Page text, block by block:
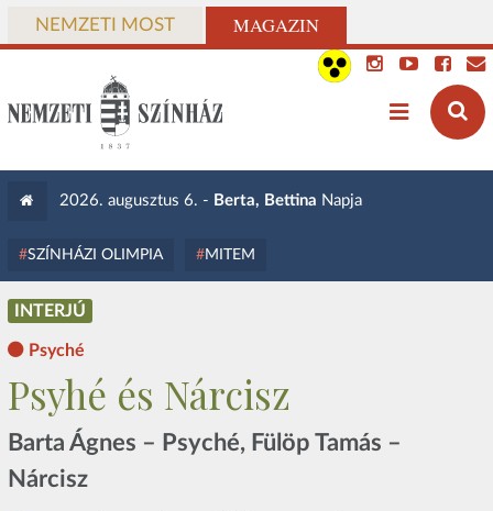
NEMZETI MOST MAGAZIN
2026. augusztus 6. - Berta, Bettina Napja
SZÍNHÁZI OLIMPIA MITEM
INTERJÚ
Psyché
Psyhé és Nárcisz
Barta Ágnes – Psyché, Fülöp Tamás –
Nárcisz